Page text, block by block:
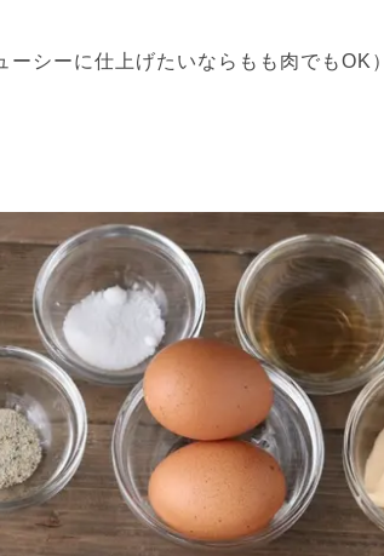
シーに仕上げたいならもも肉でもOK）